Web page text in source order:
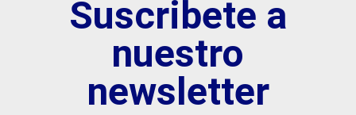
Suscribete a
nuestro
newsletter